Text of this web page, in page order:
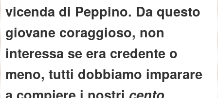
vicenda di Peppino. Da questo
giovane coraggioso, non
interessa se era credente o
meno, tutti dobbiamo imparare
a compiere i nostri cento